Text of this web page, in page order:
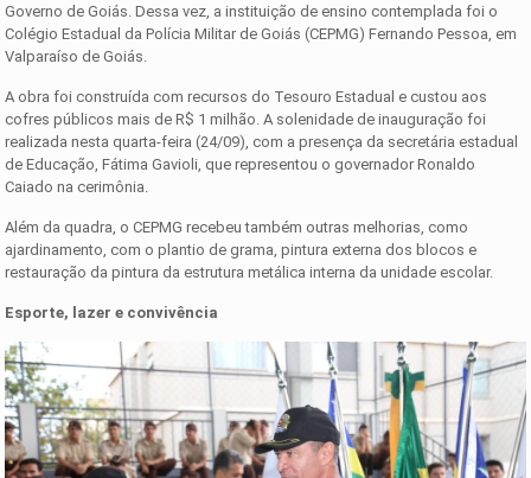
Governo de Goiás. Dessa vez, a instituição de ensino contemplada foi o
Colégio Estadual da Polícia Militar de Goiás (CEPMG) Fernando Pessoa, em
Valparaíso de Goiás.
A obra foi construída com recursos do Tesouro Estadual e custou aos
cofres públicos mais de R$ 1 milhão. A solenidade de inauguração foi
realizada nesta quarta-feira (24/09), com a presença da secretária estadual
de Educação, Fátima Gavioli, que representou o governador Ronaldo
Caiado na cerimônia.
Além da quadra, o CEPMG recebeu também outras melhorias, como
ajardinamento, com o plantio de grama, pintura externa dos blocos e
restauração da pintura da estrutura metálica interna da unidade escolar.
Esporte, lazer e convivência